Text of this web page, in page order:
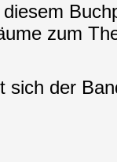
zum
sich der